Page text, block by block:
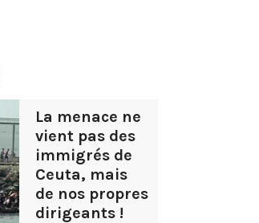
La menace ne
vient pas des
immigrés de
Ceuta, mais
de nos propres
dirigeants !